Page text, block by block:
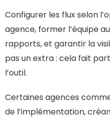
Configurer les flux selon
agence, former l’équipe
rapports, et garantir la
pas un extra : cela fait
l’outil.
Certaines agences
de l’implémentation,